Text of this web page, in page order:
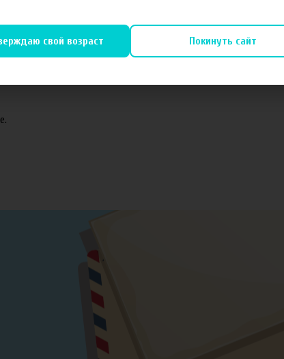
TPA и Capella.
свой возраст Покинуть сайт